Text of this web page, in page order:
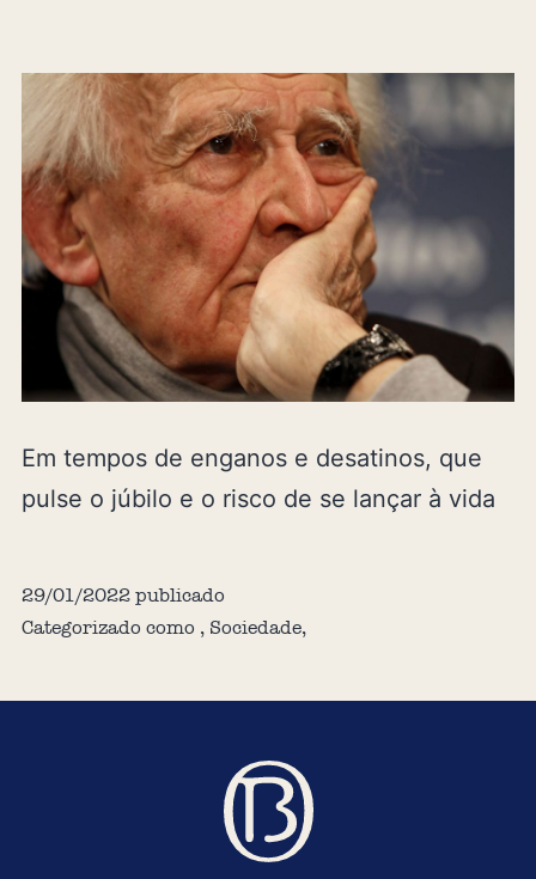
Em tempos de enganos e desatinos, que
pulse o júbilo e o risco de se lançar à vida
29/01/2022publicado
Categorizado como , Sociedade,